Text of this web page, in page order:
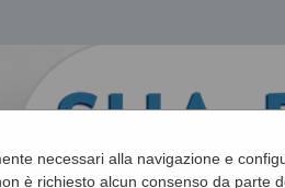
necessari alla navigazione e
è richiesto alcun consenso da parte